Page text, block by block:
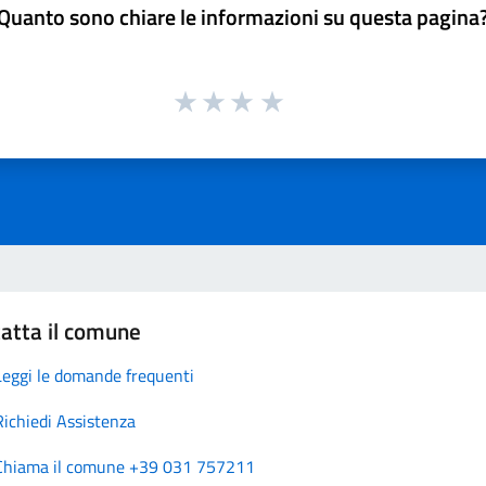
sono chiare le informazioni su questa
il comune
le domande frequenti
Assistenza
il comune +39 031 757211